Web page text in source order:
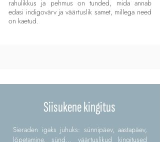
rahulikkus ja pehmus on tunded, mida annab
edasi indigovärv ja väärtuslik samet, millega need
on kaetud.
Siisukene kingitus
Sieraden igaks juhuks: sünnipäev, aastapäev,
lõpetamine, sünd... väärtuslikud kingitused